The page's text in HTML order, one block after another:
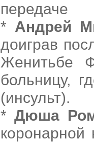
передаче
* Андрей
доиграв
Женитьбе
больницу,
(инсульт).
*Дюша
коронарной